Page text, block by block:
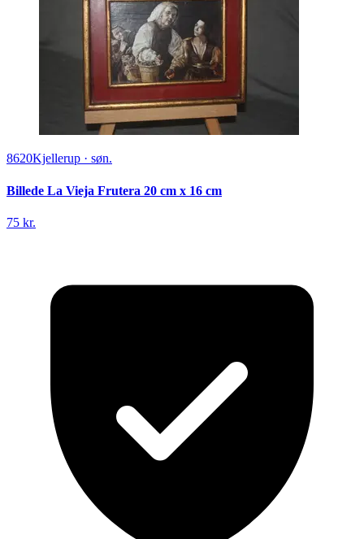
8620Kjellerup · søn.
Billede La Vieja Frutera 20 cm x 16 cm
75 kr.